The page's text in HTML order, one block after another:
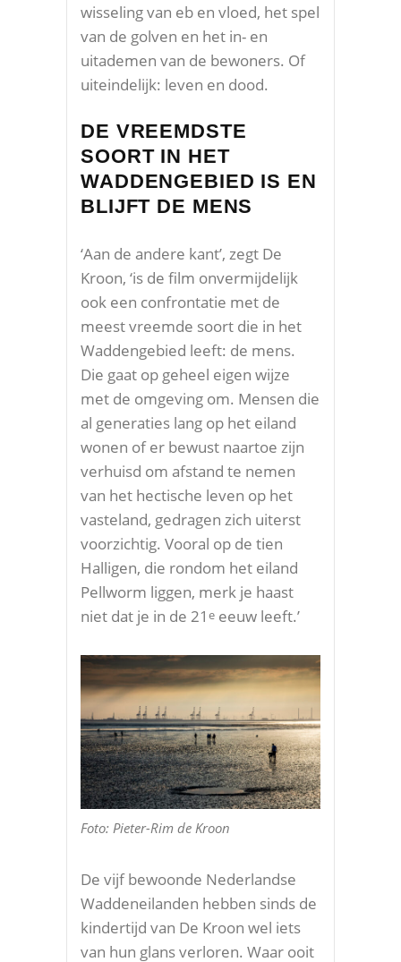
wisseling van eb en vloed, het spel
van de golven en het in- en
uitademen van de bewoners. Of
uiteindelijk: leven en dood.
DE VREEMDSTE
SOORT IN HET
WADDENGEBIED IS EN
BLIJFT DE MENS
‘Aan de andere kant’, zegt De
Kroon, ‘is de film onvermijdelijk
ook een confrontatie met de
meest vreemde soort die in het
Waddengebied leeft: de mens.
Die gaat op geheel eigen wijze
met de omgeving om. Mensen die
al generaties lang op het eiland
wonen of er bewust naartoe zijn
verhuisd om afstand te nemen
van het hectische leven op het
vasteland, gedragen zich uiterst
voorzichtig. Vooral op de tien
Halligen, die rondom het eiland
Pellworm liggen, merk je haast
niet dat je in de 21 e eeuw leeft.’
Foto: Pieter-Rim de Kroon
De vijf bewoonde Nederlandse
Waddeneilanden hebben sinds de
kindertijd van De Kroon wel iets
van hun glans verloren. Waar ooit